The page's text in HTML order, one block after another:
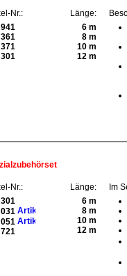
Nr.:
Länge:
6 m
8 m
10 m
12 m
Nr.:
Länge:
6 m
8 m
10 m
12 m
Im